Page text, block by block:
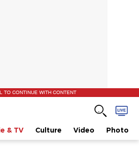
TO CONTINUE WITH CONTENT
& TV Culture Video Photo